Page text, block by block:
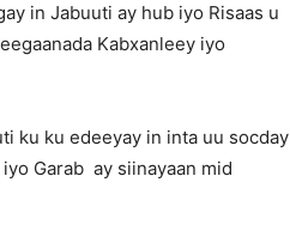
in Jabuuti ay hub iyo Risaas u
Kabxanleey iyo
ku ku edeeyay in inta uu socday
Garab ay siinayaan mid